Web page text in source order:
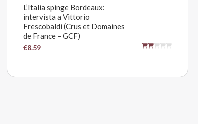
L’Italia spinge Bordeaux:
intervista a Vittorio
Frescobaldi (Crus et Domaines
de France – GCF)
€8.59